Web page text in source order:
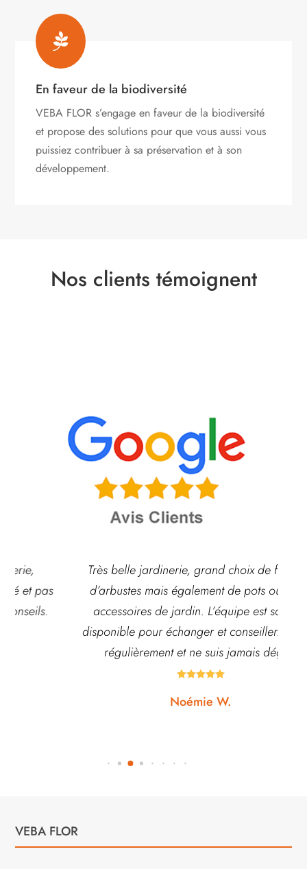

En faveur de la biodiversité
VEBA FLOR s’engageen faveur de la biodiversité
et propose des solutions pour que vous aussi vous
puissiez contribuer à sa préservation et à son
développement.
Nos clients témoignent
Très belle jardinerie, grand choix de fleurs et
d’arbustes mais également de pots ou autre
accessoires de jardin. L’équipe est souvent
disponible pour échanger et conseiller. J’y vais
régulièrement et ne suis jamais déçue.
Noémie W.
VEBA FLOR